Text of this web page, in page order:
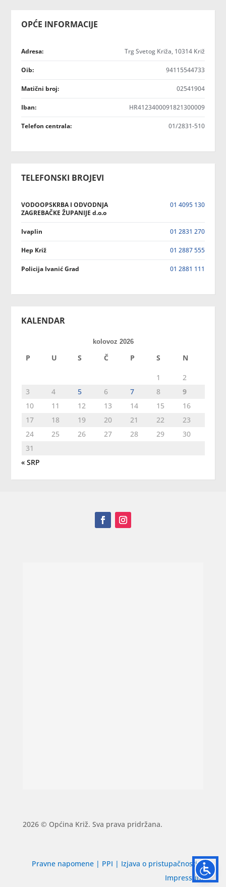
OPĆE INFORMACIJE
Adresa: Trg Svetog Križa, 10314 Križ
Oib: 94115544733
Matični broj: 02541904
Iban: HR4123400091821300009
Telefon centrala: 01/2831-510
TELEFONSKI BROJEVI
VODOOPSKRBA I ODVODNJA
ZAGREBAČKE ŽUPANIJE d.o.o
01 4095 130
Ivaplin 01 2831 270
Hep Križ 01 2887 555
Policija Ivanić Grad 01 2881 111
KALENDAR
kolovoz 2026
P U S Č P S N
1
2
3
4 5 6 7 8
9
10
11 12 13 14 15
16
17
18 19 20 21 22
23
24
25 26 27 28 29
30
31
« SRP
2026 © Općina Križ. Sva prava pridržana.
Pravne napomene | PPI | Izjava o pristupačnosti|
Impressum